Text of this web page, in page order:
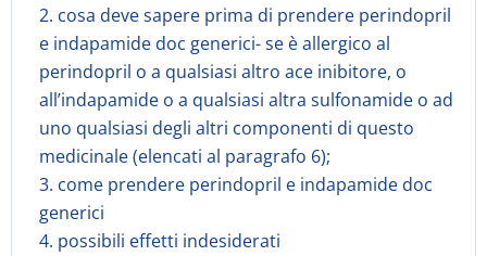
2. cosa deve sapere prima di prendere perindopril
e indapamide doc generici- se è allergico al
perindopril o a qualsiasi altro ace inibitore, o
all’indapamide o a qualsiasi altra sulfonamide o ad
uno qualsiasi degli altri componenti di questo
medicinale (elencati al paragrafo 6);
3. come prendere perindopril e indapamide doc
generici
4. possibili effetti indesiderati